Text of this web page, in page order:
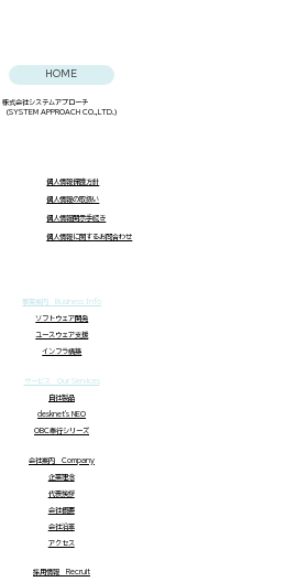
ールド東京 出展
Japanブースに出展協力を
アプローチの担当者が、３日間ブース
定です OpenLMの案内ページ：ミー
きます
​採用情報 Recruit​
​会社案内 Company​
企業理念
代表挨拶
​会社概要
​会社沿革
​アクセス
サービス Our Services
自社製品
desknet's NEO
​OBC奉行シリーズ
事業案内 Business Info
ソフトウェア開発
​インフラ構築
ユースウェア支援
HOME
株式会社システムアプローチ
（SYSTEM APPROACH CO.,LTD.）
個人情報保護方針
​個人情報の取扱い
​個人情報開示手続き​
​個人情報に関するお問合わせ​